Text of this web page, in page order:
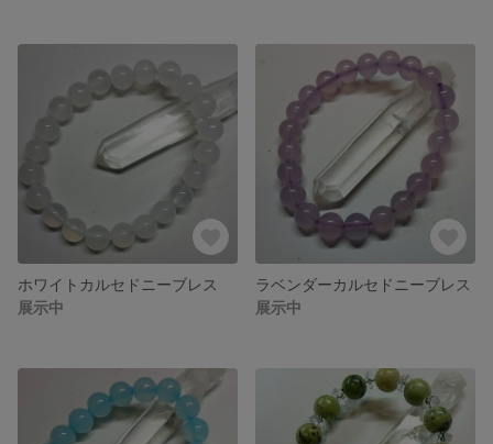
ホワイトカルセドニーブレス
展示中
ラベンダーカルセドニーブレス
展示中